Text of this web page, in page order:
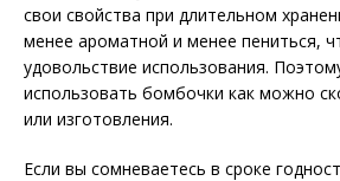
свои свойства при длительном
менее ароматной и менее пениться,
удовольствие использования.
использовать бомбочки как можно
или изготовления.
Если вы сомневаетесь в сроке